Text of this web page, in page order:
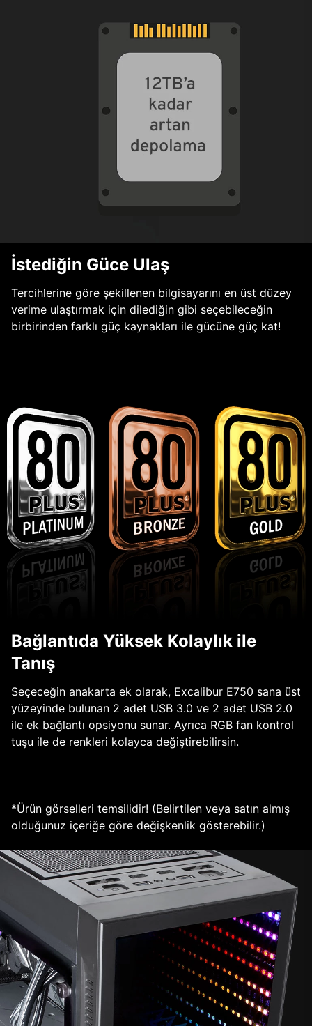
İstediğin Güce Ulaş
Tercihlerine göre şekillenen bilgisayarını en üst düzey
verime ulaştırmak için dilediğin gibi seçebileceğin
birbirinden farklı güç kaynakları ile gücüne güç kat!
Bağlantıda Yüksek Kolaylık ile
Tanış
Seçeceğin anakarta ek olarak, Excalibur E750 sana üst
yüzeyinde bulunan 2 adet USB 3.0 ve 2 adet USB 2.0
ile ek bağlantı opsiyonu sunar. Ayrıca RGB fan kontrol
tuşu ile de renkleri kolayca değiştirebilirsin.
*Ürün görselleri temsilidir! (Belirtilen veya satın almış
olduğunuz içeriğe göre değişkenlik gösterebilir.)